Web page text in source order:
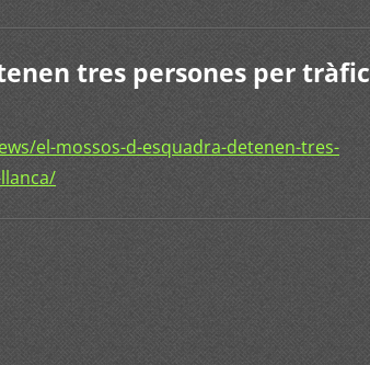
tres persones per tràfic
el-mossos-d-esquadra-detenen-tres-